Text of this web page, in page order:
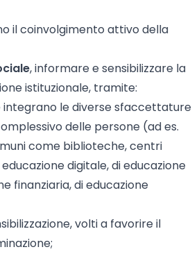
il coinvolgimento attivo della
, informare e sensibilizzare la
istituzionale, tramite:
integrano le diverse sfaccettature
delle persone (ad es.
come biblioteche, centri
digitale, di educazione
finanziaria, di educazione
volti a favorire il